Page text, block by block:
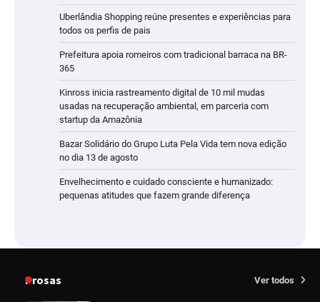
Uberlândia Shopping reúne presentes e experiências para
todos os perfis de pais
Prefeitura apoia romeiros com tradicional barraca na BR-
365
Kinross inicia rastreamento digital de 10 mil mudas
usadas na recuperação ambiental, em parceria com
startup da Amazônia
Bazar Solidário do Grupo Luta Pela Vida tem nova edição
no dia 13 de agosto
Envelhecimento e cuidado consciente e humanizado:
pequenas atitudes que fazem grande diferença
Prosas Ver todos